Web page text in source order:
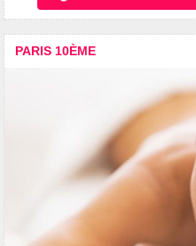
PARIS 10ÈME